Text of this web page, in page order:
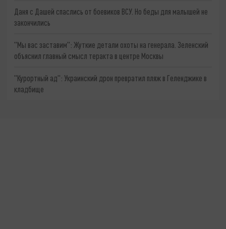
Даня с Дашей спаслись от боевиков ВСУ. Но беды для малышей не
закончились
"Мы вас заставим": Жуткие детали охоты на генерала. Зеленский
объяснил главный смысл теракта в центре Москвы
"Курортный ад": Украинский дрон превратил пляж в Геленджике в
кладбище